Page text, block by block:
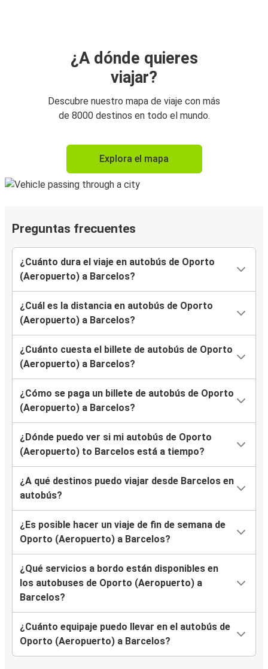
¿A dónde quieres
viajar?
Descubre nuestro mapa de viaje con más
de 8000 destinos en todo el mundo.
Explora el mapa
Preguntas frecuentes
¿Cuánto dura el viaje en autobús de Oporto
(Aeropuerto) a Barcelos?
¿Cuál es la distancia en autobús de Oporto
(Aeropuerto) a Barcelos?
¿Cuánto cuesta el billete de autobús de Oporto
(Aeropuerto) a Barcelos?
¿Cómo se paga un billete de autobús de Oporto
(Aeropuerto) a Barcelos?
¿Dónde puedo ver si mi autobús de Oporto
(Aeropuerto) to Barcelos está a tiempo?
¿A qué destinos puedo viajar desde Barcelos en
autobús?
¿Es posible hacer un viaje de fin de semana de
Oporto (Aeropuerto) a Barcelos?
¿Qué servicios a bordo están disponibles en
los autobuses de Oporto (Aeropuerto) a
Barcelos?
¿Cuánto equipaje puedo llevar en el autobús de
Oporto (Aeropuerto) a Barcelos?